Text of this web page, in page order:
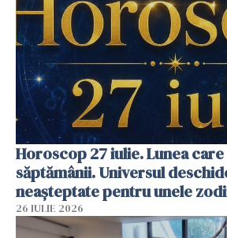
Horoscop 27 iulie. Lunea
săptămânii. Universul
neașteptate pentru unele
26 IULIE 2026